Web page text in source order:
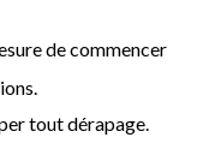
de commencer
tout dérapage.